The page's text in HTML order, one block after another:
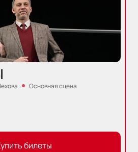
Основная сцена
билеты